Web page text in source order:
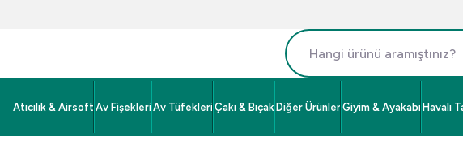
Atıcılık & Airsoft Av Fişekleri Av Tüfekleri Çakı & Bıçak Diğer Ürünler Giyim & Ayakabı Havalı